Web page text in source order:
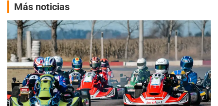
Más noticias